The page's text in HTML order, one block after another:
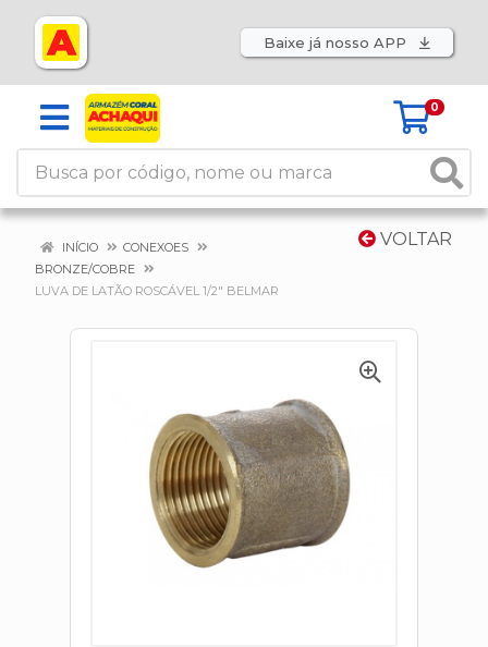
Baixe já nosso APP
0
VOLTAR
INÍCIO
CONEXOES
BRONZE/COBRE
LUVA DE LATÃO ROSCÁVEL 1/2" BELMAR